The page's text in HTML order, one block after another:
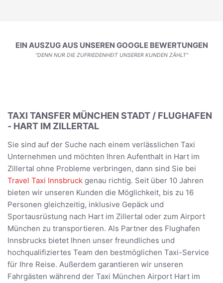
EIN AUSZUG AUS UNSEREN GOOGLE BEWERTUNGEN
"DENN NUR DIE ZUFRIEDENHEIT UNSERER KUNDEN ZÄHLT"
TAXI TANSFER MÜNCHEN STADT / FLUGHAFEN
- HART IM ZILLERTAL
Sie sind auf der Suche nach einem verlässlichen Taxi
Unternehmen und möchten Ihren Aufenthalt in Hart im
Zillertal ohne Probleme verbringen, dann sind Sie bei
Travel Taxi Innsbruck genau richtig. Seit über 10 Jahren
bieten wir unseren Kunden die Möglichkeit, bis zu 16
Personen gleichzeitig, inklusive Gepäck und
Sportausrüstung nach Hart im Zillertal oder zum Airport
München zu transportieren. Als Partner des Flughafen
Innsbrucks bietet Ihnen unser freundliches und
hochqualifiziertes Team den bestmöglichen Taxi-Service
für Ihre Reise. Außerdem garantieren wir unseren
Fahrgästen während der Taxi München Airport Hart im